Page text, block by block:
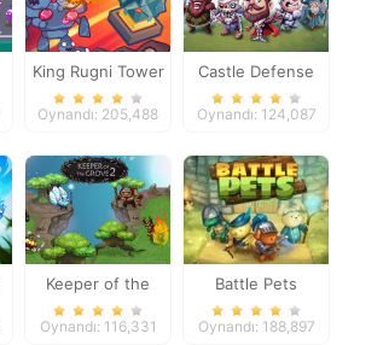
King Rugni Tower
Defense
Oynandı: 205,488
Castle Defense
Oynandı: 124,087
Keeper of the
Grove 2
Oynandı: 116,331
Battle Pets
Oynandı: 188,897